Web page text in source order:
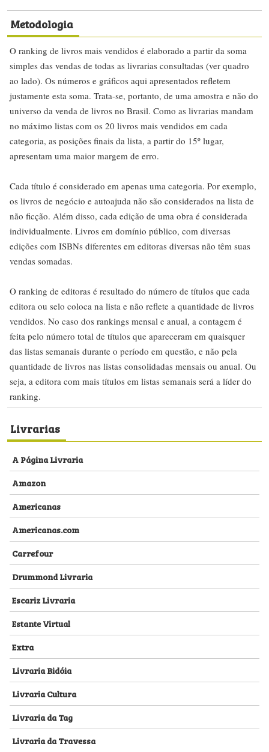
Metodologia
O ranking de livros mais vendidos é elaborado a partir da soma
simples das vendas de todas as livrarias consultadas (ver quadro
ao lado). Os números e gráficos aqui apresentados refletem
justamente esta soma. Trata-se, portanto, de uma amostra e não do
universo da venda de livros no Brasil. Como as livrarias mandam
no máximo listas com os 20 livros mais vendidos em cada
categoria, as posições finais da lista, a partir do 15º lugar,
apresentam uma maior margem de erro.
Cada título é considerado em apenas uma categoria. Por exemplo,
os livros de negócio e autoajuda não são considerados na lista de
não ficção. Além disso, cada edição de uma obra é considerada
individualmente. Livros em domínio público, com diversas
edições com ISBNs diferentes em editoras diversas não têm suas
vendas somadas.
O ranking de editoras é resultado do número de títulos que cada
editora ou selo coloca na lista e não reflete a quantidade de livros
vendidos. No caso dos rankings mensal e anual, a contagem é
feita pelo número total de títulos que apareceram em quaisquer
das listas semanais durante o período em questão, e não pela
quantidade de livros nas listas consolidadas mensais ou anual. Ou
seja, a editora com mais títulos em listas semanais será a líder do
ranking.
Livrarias
A Página Livraria
Amazon
Americanas
Americanas.com
Carrefour
Drummond Livraria
Escariz Livraria
Estante Virtual
Extra
Livraria Bidóia
Livraria Cultura
Livraria da Tag
Livraria da Travessa